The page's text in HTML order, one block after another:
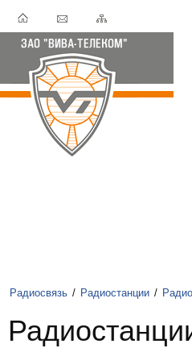
Радиосвязь / Радиостанции /